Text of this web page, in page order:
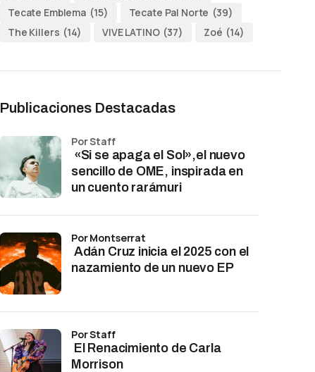
Tecate Emblema (15) Tecate Pal Norte (39)
The Killers (14) VIVE LATINO (37) Zoé (14)
Publicaciones Destacadas
«Si se apaga el Sol»,el nuevo
sencillo de OME, inspirada en
un cuento rarámuri
por Staff
Adán Cruz inicia el 2025 con el
nazamiento de un nuevo EP
por Montserrat
El Renacimiento de Carla
Morrison
por Staff